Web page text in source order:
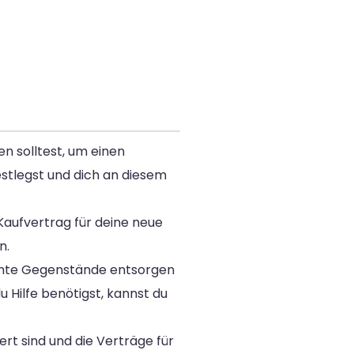
solltest, um einen
und dich an diesem
für deine neue
Gegenstände entsorgen
Hilfe benötigst, kannst du
sind und die Verträge für